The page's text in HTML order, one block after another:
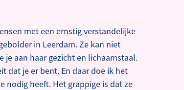
met een ernstig verstandelijke
in Leerdam. Ze kan niet
je aan haar gezicht en lichaamstaal.
dat je er bent. En daar doe ik het
nodig heeft. Het grappige is dat ze